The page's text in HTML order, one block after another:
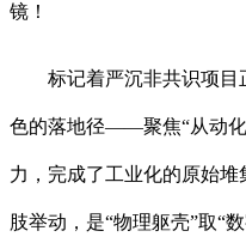
镜！
标记着严沉非共识项目
色的落地径——聚焦“从动化
力，完成了工业化的原始
肢举动，是“物理躯壳”取“